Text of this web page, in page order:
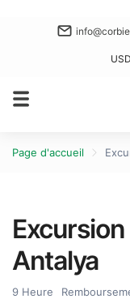
USD
Page d'accueil
Antalya
9 Heure